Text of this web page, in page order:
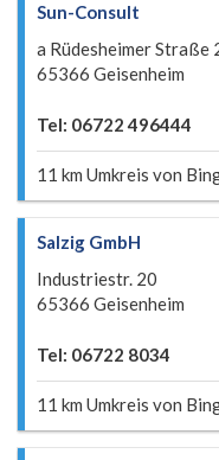
Sun-Consult
a Rüdesheimer Straße
65366 Geisenheim
Tel: 06722 496444
11 km Umkreis von
Salzig GmbH
Industriestr. 20
65366 Geisenheim
Tel: 06722 8034
11 km Umkreis von